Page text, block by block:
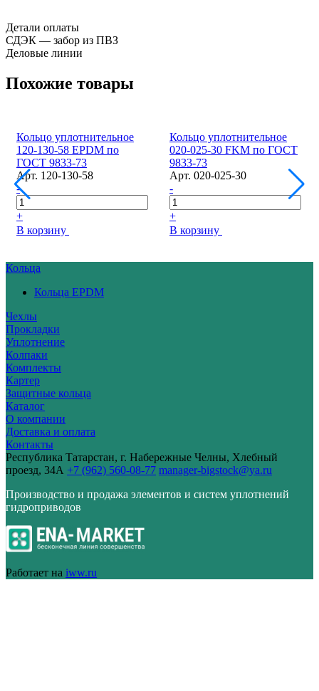
Детали оплаты
СДЭК — забор из ПВЗ
Деловые линии
Похожие товары
Кольцо уплотнительное
120-130-58 EPDM по
ГОСТ 9833-73
Арт. 120-130-58
-
+
В корзину
Кольцо уплотнительное
020-025-30 FKM по ГОСТ
9833-73
Арт. 020-025-30
-
+
В корзину
Кольца
Кольца EPDM
Чехлы
Прокладки
Уплотнение
Колпаки
Комплекты
Картер
Защитные кольца
Каталог
О компании
Доставка и оплата
Контакты
Республика Татарстан, г. Набережные Челны, Хлебный
проезд, 34А +7 (962) 560-08-77 manager-bigstock@ya.ru
Производство и продажа элементов и систем уплотнений
гидроприводов
Работает на iww.ru